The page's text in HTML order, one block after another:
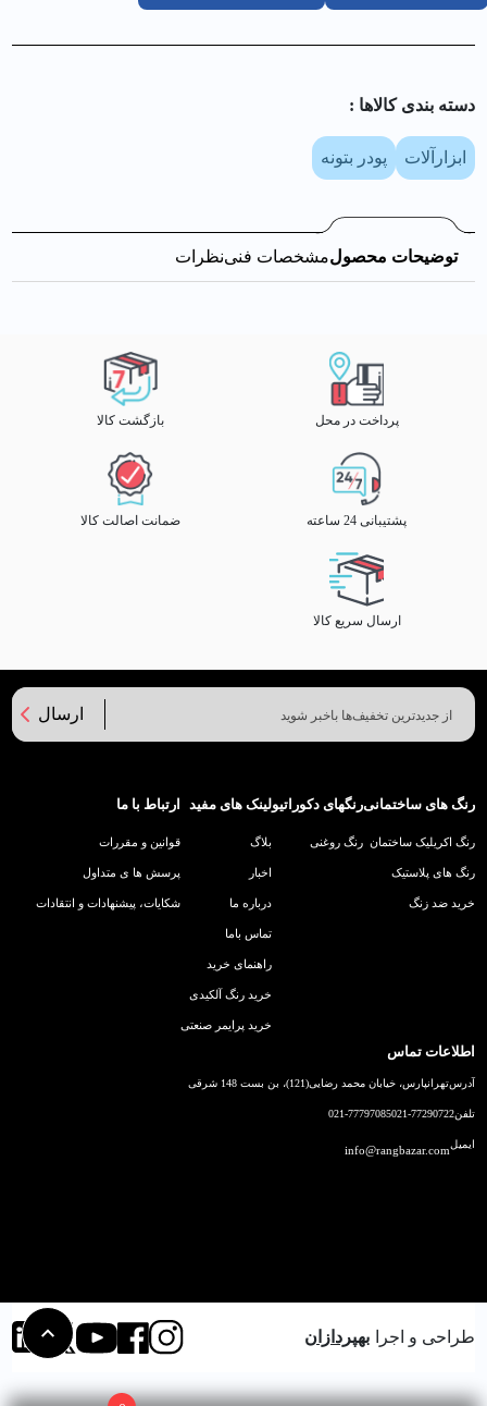
دسته بندی کالا‌ها :
ابزارآلات پودر بتونه
توضیحات محصولمشخصات فنینظرات
پرداخت در محل بازگشت کالا
پشتیبانی 24 ساعته ضمانت اصالت کالا
ارسال سریع کالا
ارسال
رنگ های ساختمانی
رنگ اکریلیک ساختمان
رنگ های پلاستیک
خرید ضد زنگ
رنگهای دکوراتیو
رنگ روغنی
لینک های مفید
بلاگ
اخبار
درباره ما
تماس باما
راهنمای خرید
خرید رنگ آلکیدی
خرید پرایمر صنعتی
ارتباط با ما
قوانین و مقررات
پرسش ها ی متداول
شکایات، پیشنهادات و انتقادات
اطلاعات تماس
آدرستهرانپارس، خیابان محمد رضایی(121)، بن بست 148 شرقی
تلفن021-77290722
021-77797085
ایمیلinfo@rangbazar.com
طراحی و اجرا بهپردازان